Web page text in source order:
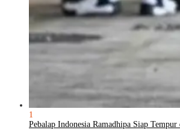
1
Pebalap Indonesia Ramadhipa Siap